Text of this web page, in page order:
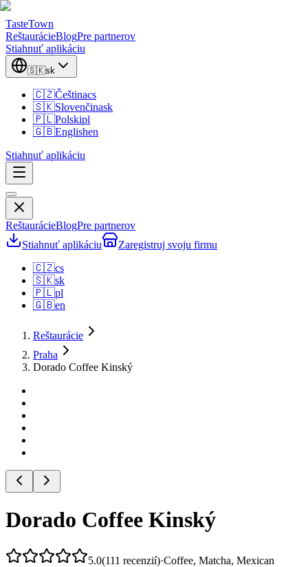
TasteTown
ReštaurácieBlogPre partnerov
Stiahnuť aplikáciu
🇸🇰sk
🇨🇿Češtinacs
🇸🇰Slovenčinask
🇵🇱Polskipl
🇬🇧Englishen
Stiahnuť aplikáciu
ReštaurácieBlogPre partnerov
Stiahnuť aplikáciu
Zaregistruj svoju firmu
🇨🇿cs
🇸🇰sk
🇵🇱pl
🇬🇧en
Reštaurácie
Praha
Dorado Coffee Kinský
Dorado Coffee Kinský
5.0(111 recenzií)·Coffee, Matcha, Mexican